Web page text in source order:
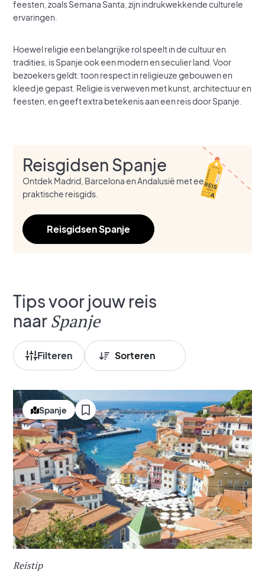
feesten, zoals Semana Santa, zijn indrukwekkende culturele
ervaringen.
Hoewel religie een belangrijke rol speelt in de cultuur en
tradities, is Spanje ook een modern en seculier land. Voor
bezoekers geldt: toon respect in religieuze gebouwen en
kleed je gepast. Religie is verweven met kunst, architectuur en
feesten, en geeft extra betekenis aan een reis door Spanje.
Reisgidsen Spanje
Ontdek Madrid, Barcelona en Andalusië met een
praktische reisgids.
Reisgidsen Spanje
Tips voor jouw reis
naar Spanje
Filteren
Spanje
Reistip